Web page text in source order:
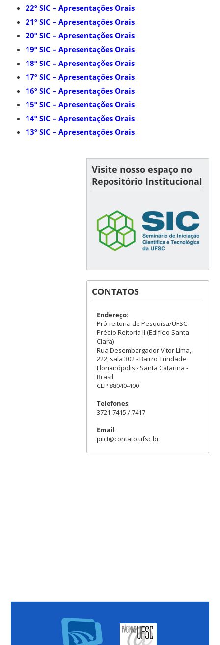
22º SIC – Apresentações Orais
21º SIC – Apresentações Orais
20º SIC – Apresentações Orais
19º SIC – Apresentações Orais
18º SIC – Apresentações Orais
17º SIC – Apresentações Orais
16º SIC – Apresentações Orais
15º SIC – Apresentações Orais
14º SIC – Apresentações Orais
13º SIC – Apresentações Orais
Visite nosso espaço no
Repositório Institucional
CONTATOS
Endereço:
Pró-reitoria de Pesquisa/UFSC
Prédio Reitoria II (Edifício Santa
Clara)
Rua Desembargador Vitor Lima,
222, sala 302 - Bairro Trindade
Florianópolis - Santa Catarina -
Brasil
CEP 88040-400
Telefones:
3721-7415 / 7417
Email:
piict@contato.ufsc.br